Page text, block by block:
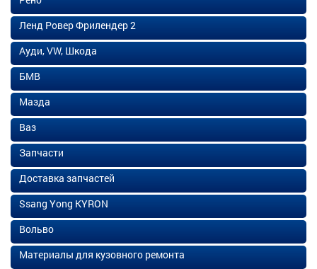
Ленд Ровер Фрилендер 2
Ауди, VW, Шкода
БМВ
Мазда
Ваз
Запчасти
Доставка запчастей
Ssang Yong KYRON
Вольво
Материалы для кузовного ремонта